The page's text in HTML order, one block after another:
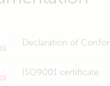
Declaration of
ISO9001 certificate